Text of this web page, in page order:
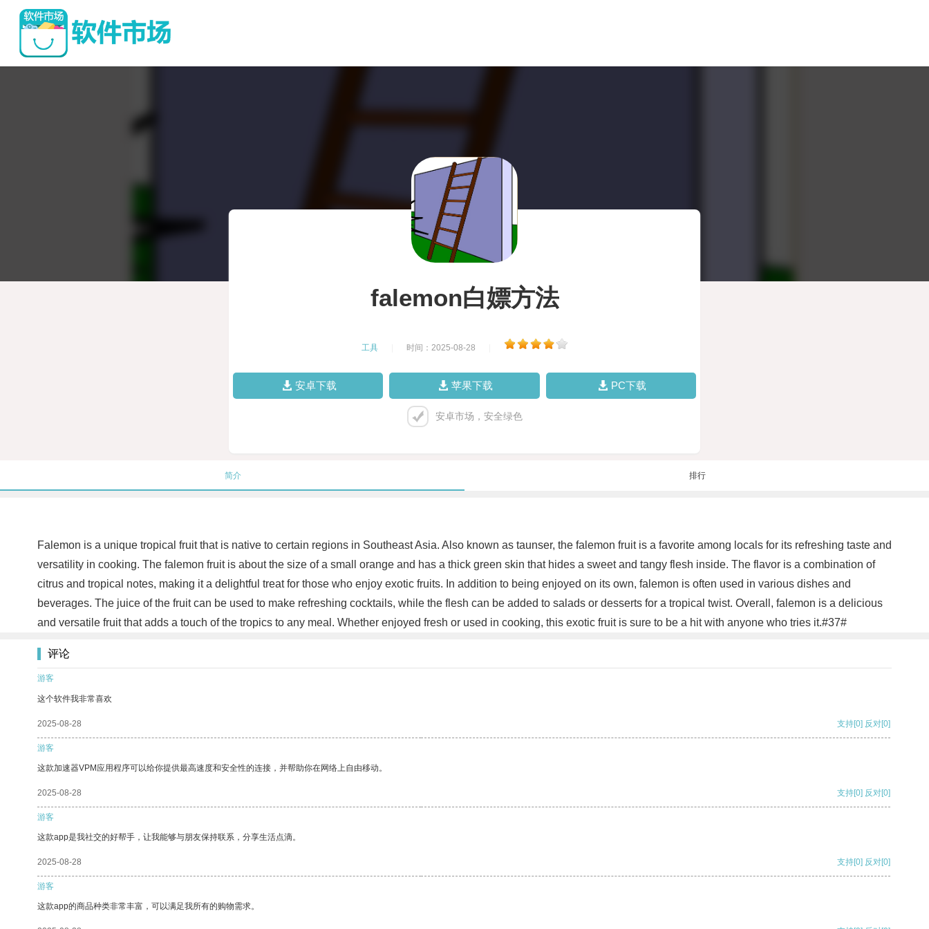
falemon白嫖方法
工具 时间：2025-08-28
安卓下载 苹果下载 PC下载
安卓市场，安全绿色
简介 排行
Falemon is a unique tropical fruit that is native to certain regions in Southeast Asia. Also known as taunser, the falemon fruit is a favorite among locals for its refreshing taste and
versatility in cooking. The falemon fruit is about the size of a small orange and has a thick green skin that hides a sweet and tangy flesh inside. The flavor is a combination of
citrus and tropical notes, making it a delightful treat for those who enjoy exotic fruits. In addition to being enjoyed on its own, falemon is often used in various dishes and
beverages. The juice of the fruit can be used to make refreshing cocktails, while the flesh can be added to salads or desserts for a tropical twist. Overall, falemon is a delicious
and versatile fruit that adds a touch of the tropics to any meal. Whether enjoyed fresh or used in cooking, this exotic fruit is sure to be a hit with anyone who tries it.#37#
评论
游客
这个软件我非常喜欢
2025-08-28 支持[0] 反对[0]
游客
这款加速器VPM应用程序可以给你提供最高速度和安全性的连接，并帮助你在网络上自由移动。
2025-08-28 支持[0] 反对[0]
游客
这款app是我社交的好帮手，让我能够与朋友保持联系，分享生活点滴。
2025-08-28 支持[0] 反对[0]
游客
这款app的商品种类非常丰富，可以满足我所有的购物需求。